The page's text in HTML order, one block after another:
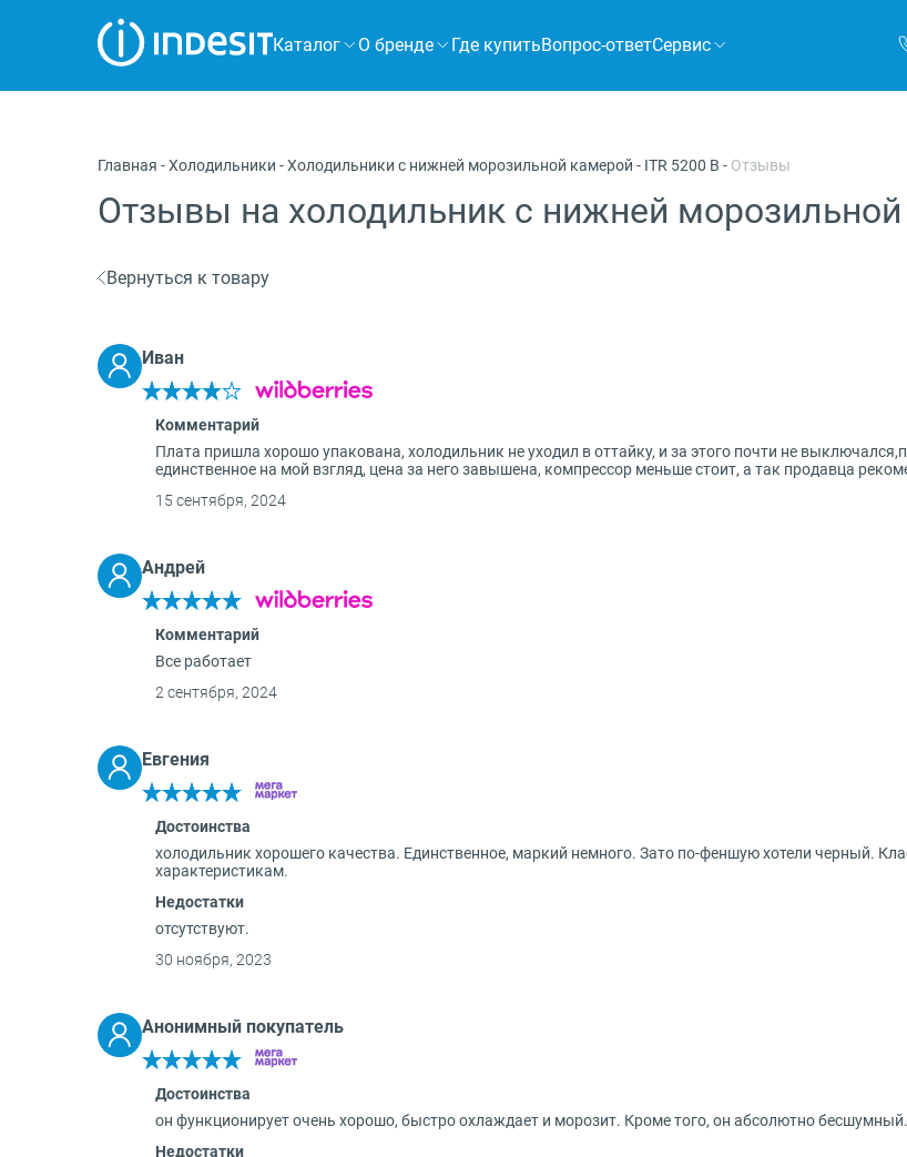
Каталог О бренде Где купитьВопрос-ответСервис
Холодильники
Вытяжки
Варочные панели
Технологии
8 800 3333 887
Главная -Холодильники -Холодильники с нижней морозильной камерой - ITR 5200 B - Отзывы
Отзывы на холодильник с нижней
Вернуться к товару
Иван
Комментарий
Плата пришла хорошо упакована, холодильник не уходил в оттайку, и за этого почти не
единственное на мой взгляд, цена за него завышена, компрессор меньше стоит, а так продавца
15 сентября, 2024
Андрей
Комментарий
Все работает
2 сентября, 2024
Евгения
Достоинства
холодильник хорошего качества. Единственное, маркий немного. Зато по-феншую хотели черный.
характеристикам.
Недостатки
отсутствуют.
30 ноября, 2023
Анонимный покупатель
Достоинства
он функционирует очень хорошо, быстро охлаждает и морозит. Кроме того, он абсолютно бесшумный.
Недостатки